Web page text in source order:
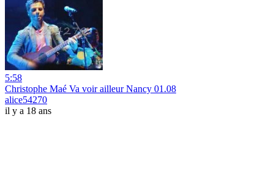
5:58
Christophe Maé Va voir ailleur Nancy 01.08
alice54270
il y a 18 ans